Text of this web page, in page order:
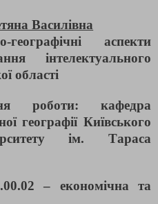
Василівна
аспекти
інтелектуального
області
роботи: кафедра
географії Київського
ім. Тараса
– економічна та